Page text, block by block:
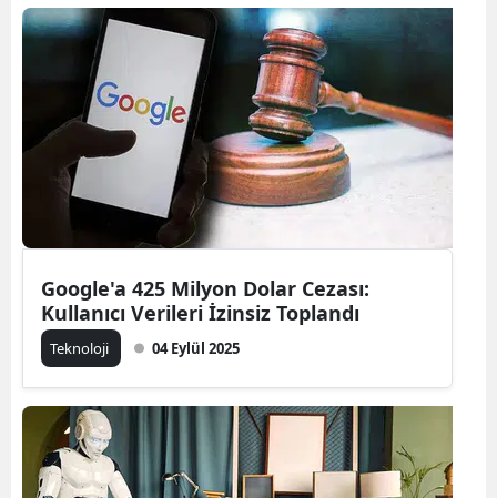
Google'a 425 Milyon Dolar Cezası:
Kullanıcı Verileri İzinsiz Toplandı
Teknoloji 04 Eylül 2025